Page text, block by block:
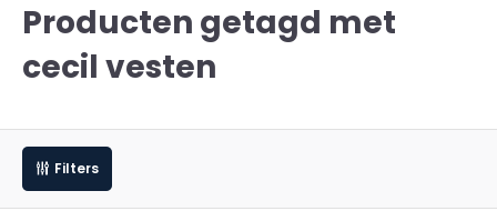
Producten getagd met
cecil vesten
Filters